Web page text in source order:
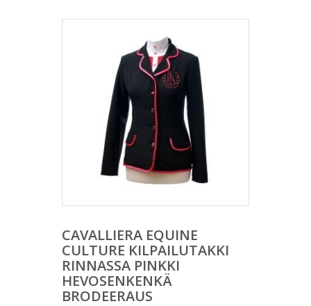
CAVALLIERA EQUINE
CULTURE KILPAILUTAKKI
RINNASSA PINKKI
HEVOSENKENKÄ
BRODEERAUS